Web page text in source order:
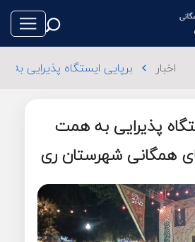
اخبار chevron_left برپایی ایستگاه پذیرایی
پذیرایی به همت
همگانی شهرستان ری